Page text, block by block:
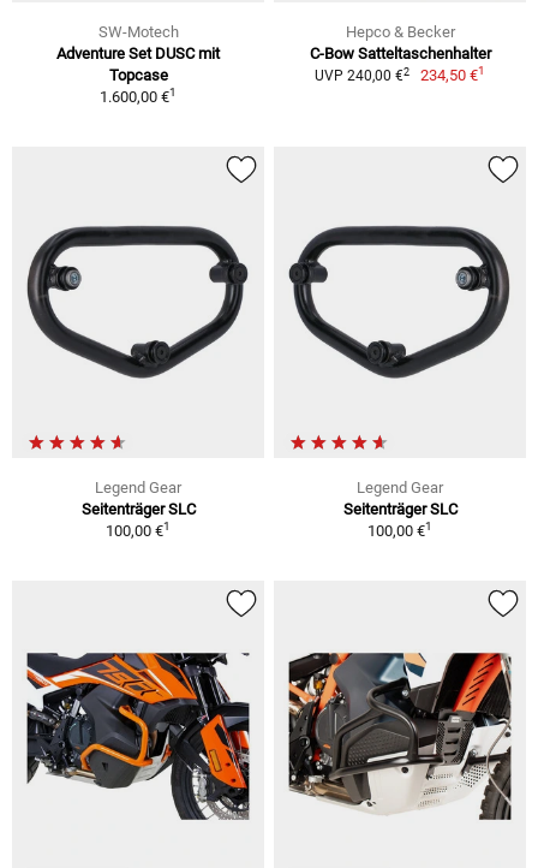
SW-Motech
Adventure Set DUSC mit
Topcase
1.600,00 €1
Hepco & Becker
C-Bow Satteltaschenhalter
UVP 240,00 €2 234,50 €1
Legend Gear
Seitenträger SLC
100,00 €1
Legend Gear
Seitenträger SLC
100,00 €1